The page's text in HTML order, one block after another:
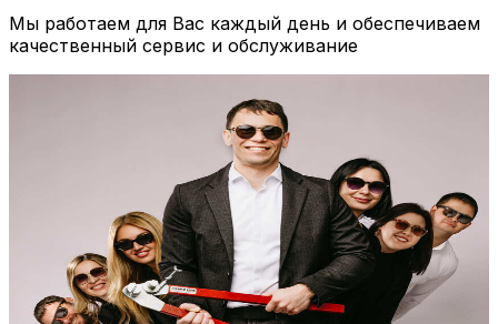
Мы работаем для Вас каждый день и обеспечиваем
качественный сервис и обслуживание